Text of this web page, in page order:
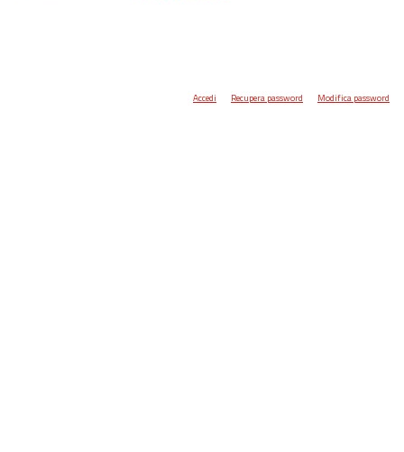
Accedi Recupera password Modifica password